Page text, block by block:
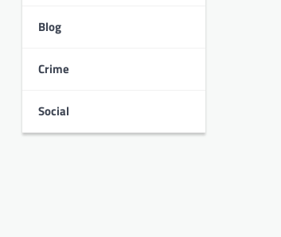
Blog
Crime
Social